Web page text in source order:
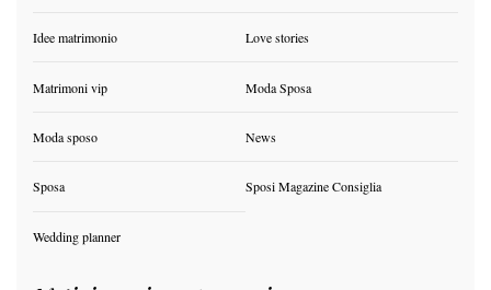
Idee matrimonio Love stories
Matrimoni vip Moda Sposa
Moda sposo News
Sposa Sposi Magazine Consiglia
Wedding planner